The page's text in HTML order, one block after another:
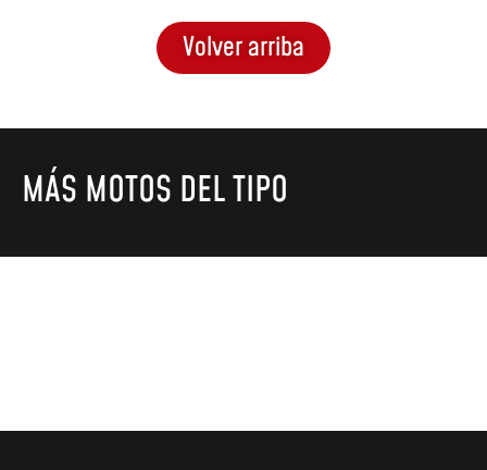
Volver arriba
MÁS MOTOS DEL TIPO